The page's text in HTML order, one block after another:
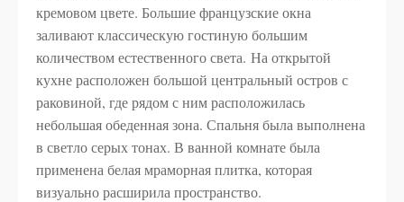
кремовом цвете. Большие французские окна
заливают классическую гостиную большим
количеством естественного света. На открытой
кухне расположен большой центральный остров с
раковиной, где рядом с ним расположилась
небольшая обеденная зона. Спальня была выполнена
в светло серых тонах. В ванной комнате была
применена белая мраморная плитка, которая
визуально расширила пространство.